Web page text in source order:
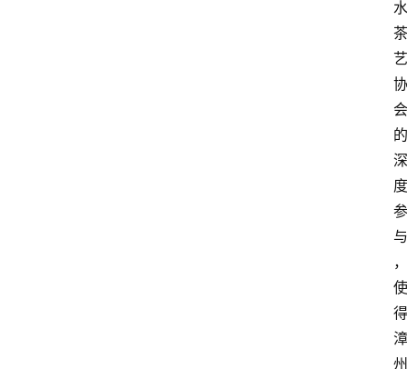
水
茶
艺
协
会
的
深
度
参
与
，
使
得
漳
州